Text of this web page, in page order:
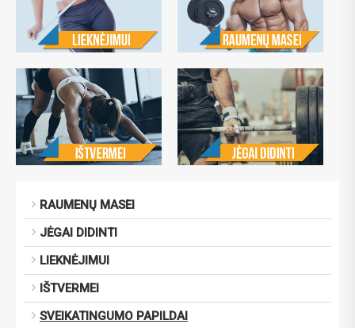
RAUMENŲ MASEI
JĖGAI DIDINTI
LIEKNĖJIMUI
IŠTVERMEI
SVEIKATINGUMO PAPILDAI